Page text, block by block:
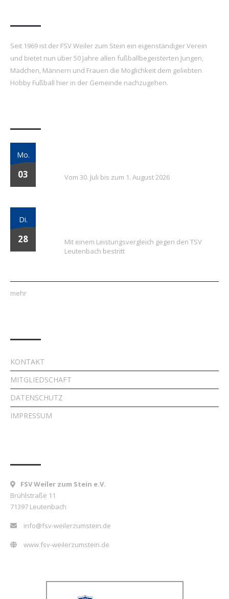
Seit 1969 ist der FSV Weiler zum Stein ein eigenständiger Verein
und bietet nun über 50 Jahre allen fußballbegeisterten Jungen,
Mädchen, Männern und Frauen die Möglichkeit dem geliebten
Hobby Fußball hier in der Gemeinde nachzugehen.
Mo.
03 Vom 30. Juli bis zum 1. August 2026
Di.
28
Mit einem Leistungsvergleich gegen den TSV
Leutenbach bestritt
mehr
KONTAKT
MITGLIEDSCHAFT
DATENSCHUTZ
IMPRESSUM
FSV Weiler zum Stein e.V.
Brühlstraße 11
71397 Leutenbach
info@fsv-weilerzumstein.de
www.fsv-weilerzumstein.de